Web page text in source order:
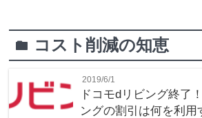
folder コスト削減の知恵
2019/6/1
ドコモdリビング終了
ングの割引は何を利用